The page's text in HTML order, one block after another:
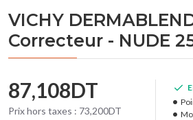
VICHY
Correcteur - NUDE
87,108DT
Prix hors taxes : 73,200DT